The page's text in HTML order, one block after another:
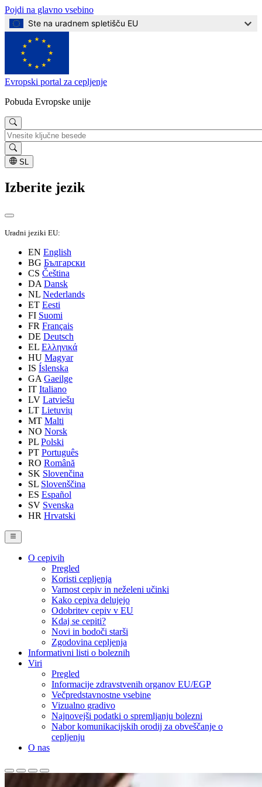
Pojdi na glavno vsebino
Ste na uradnem spletišču EU
Evropski portal za cepljenje
Pobuda Evropske unije
Iskanje
SL
Izberite jezik
Uradni jeziki EU:
EN English
BG Български
CS Čeština
DA Dansk
NL Nederlands
ET Eesti
FI Suomi
FR Français
DE Deutsch
EL Ελληνικά
HU Magyar
IS Íslenska
GA Gaeilge
IT Italiano
LV Latviešu
LT Lietuvių
MT Malti
NO Norsk
PL Polski
PT Português
RO Română
SK Slovenčina
SL Slovenščina
ES Español
SV Svenska
HR Hrvatski
Navigation
(desktop)
O cepivih
Pregled
Koristi cepljenja
Varnost cepiv in neželeni učinki
Kako cepiva delujejo
Odobritev cepiv v EU
Kdaj se cepiti?
Novi in bodoči starši
Zgodovina cepljenja
Informativni listi o boleznih
Viri
Pregled
Informacije zdravstvenih organov EU/EGP
Večpredstavnostne vsebine
Vizualno gradivo
Najnovejši podatki o spremljanju bolezni
Nabor komunikacijskih orodij za obveščanje o
cepljenju
O nas
Evropski